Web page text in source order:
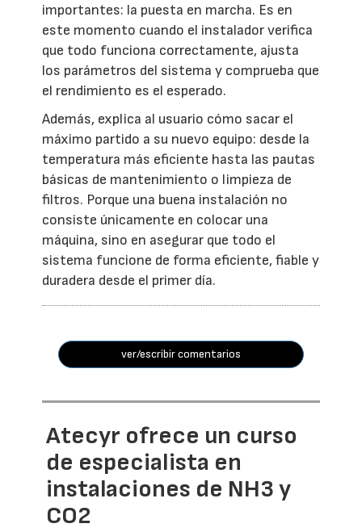
importantes: la puesta en marcha. Es en
este momento cuando el instalador verifica
que todo funciona correctamente, ajusta
los parámetros del sistema y comprueba que
el rendimiento es el esperado.
Además, explica al usuario cómo sacar el
máximo partido a su nuevo equipo: desde la
temperatura más eficiente hasta las pautas
básicas de mantenimiento o limpieza de
filtros. Porque una buena instalación no
consiste únicamente en colocar una
máquina, sino en asegurar que todo el
sistema funcione de forma eficiente, fiable y
duradera desde el primer día.
ver/escribir comentarios
Atecyr ofrece un curso
de especialista en
instalaciones de NH3 y
CO2